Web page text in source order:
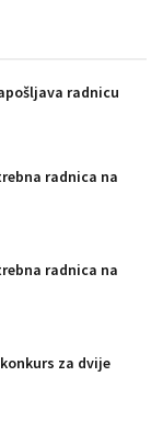
radnicu
radnica na
radnica na
za dvije